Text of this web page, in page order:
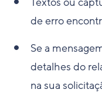
de erro
Se a
detalhes do
na sua